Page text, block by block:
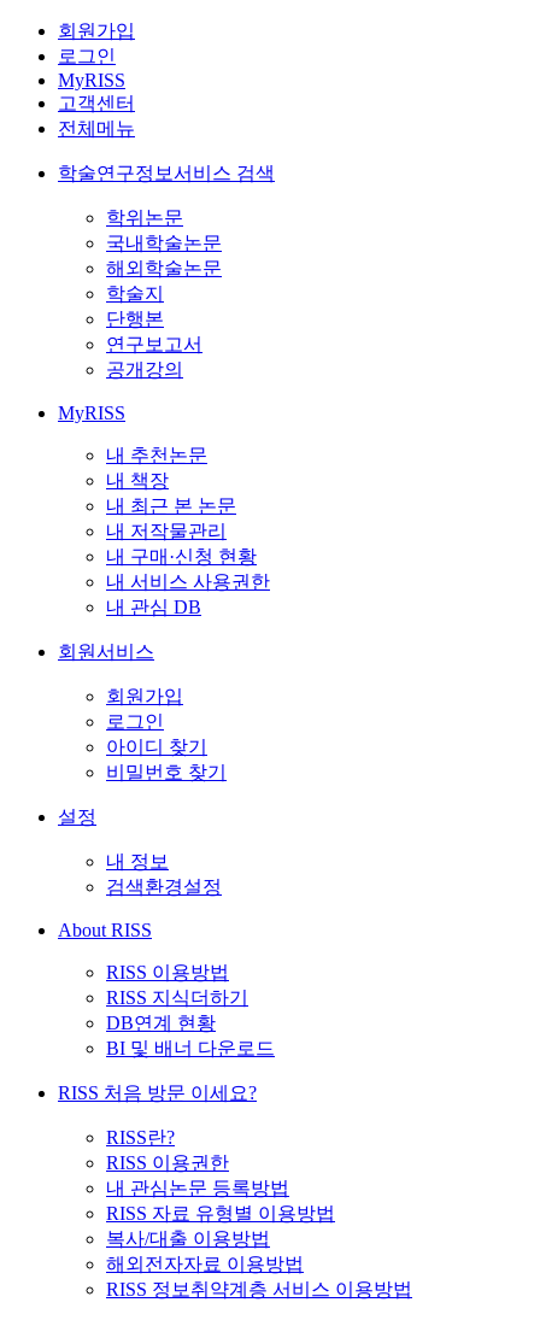
회원가입
로그인
MyRISS
고객센터
전체메뉴
학술연구정보서비스 검색
학위논문
국내학술논문
해외학술논문
학술지
단행본
연구보고서
공개강의
MyRISS
내 추천논문
내 책장
내 최근 본 논문
내 저작물관리
내 구매·신청 현황
내 서비스 사용권한
내 관심 DB
회원서비스
회원가입
로그인
아이디 찾기
비밀번호 찾기
설정
내 정보
검색환경설정
About RISS
RISS 이용방법
RISS 지식더하기
DB연계 현황
BI 및 배너 다운로드
RISS 처음 방문 이세요?
RISS란?
RISS 이용권한
내 관심논문 등록방법
RISS 자료 유형별 이용방법
복사/대출 이용방법
해외전자자료 이용방법
RISS 정보취약계층 서비스 이용방법